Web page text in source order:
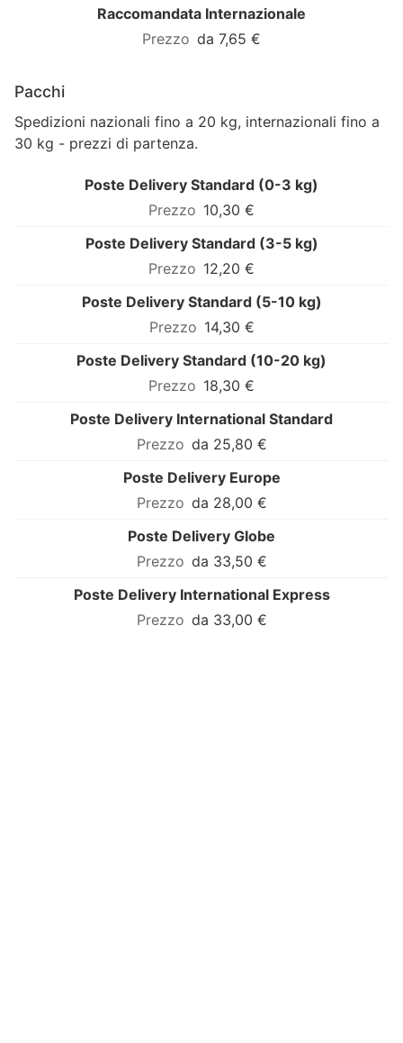
Raccomandata Internazionale
da 7,65 €
Pacchi
Spedizioni nazionali fino a 20 kg, internazionali fino a
30 kg - prezzi di partenza.
Poste Delivery Standard (0-3 kg)
10,30 €
Poste Delivery Standard (3-5 kg)
12,20 €
Poste Delivery Standard (5-10 kg)
14,30 €
Poste Delivery Standard (10-20 kg)
18,30 €
Poste Delivery International Standard
da 25,80 €
Poste Delivery Europe
da 28,00 €
Poste Delivery Globe
da 33,50 €
Poste Delivery International Express
da 33,00 €